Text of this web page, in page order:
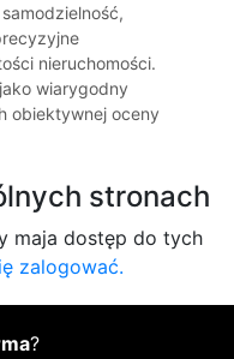
nieruchomości.
wiarygodny
obiektywnej oceny
stronach
maja dostęp do tych
zalogować.
?